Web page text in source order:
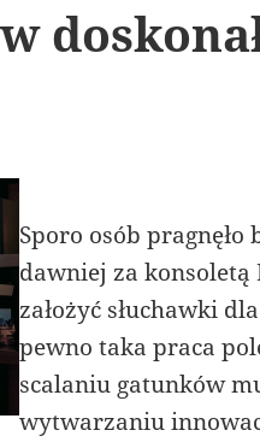
Sporo osób pragnęło
dawniej za konsoletą
założyć słuchawki
pewno taka praca
scalaniu gatunków
wytwarzaniu